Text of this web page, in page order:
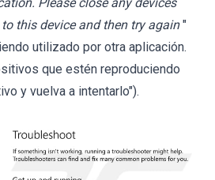
Please close any devices
this device and then try again "
utilizado por otra aplicación.
que estén reproduciendo
y vuelva a intentarlo").